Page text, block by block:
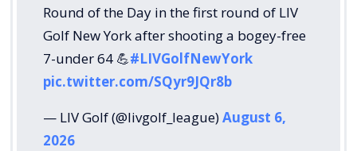
Round of the Day in the first round of LIV
Golf New York after shooting a bogey-free
7-under 64 💪#LIVGolfNewYork
pic.twitter.com/SQyr9JQr8b
— LIV Golf (@livgolf_league)August 6,
2026